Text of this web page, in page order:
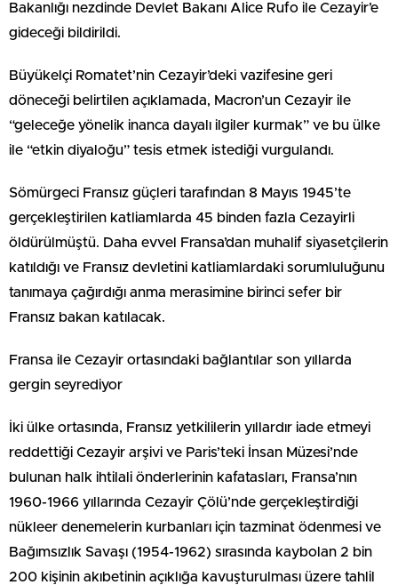
Bakanlığı nezdinde Devlet Bakanı Alice Rufo ile Cezayir’e
gideceği bildirildi.
Büyükelçi Romatet’nin Cezayir’deki vazifesine geri
döneceği belirtilen açıklamada, Macron’un Cezayir ile
“geleceğe yönelik inanca dayalı ilgiler kurmak” ve bu ülke
ile “etkin diyaloğu” tesis etmek istediği vurgulandı.
Sömürgeci Fransız güçleri tarafından 8 Mayıs 1945’te
gerçekleştirilen katliamlarda 45 binden fazla Cezayirli
öldürülmüştü. Daha evvel Fransa’dan muhalif siyasetçilerin
katıldığı ve Fransız devletini katliamlardaki sorumluluğunu
tanımaya çağırdığı anma merasimine birinci sefer bir
Fransız bakan katılacak.
Fransa ile Cezayir ortasındaki bağlantılar son yıllarda
gergin seyrediyor
İki ülke ortasında, Fransız yetkililerin yıllardır iade etmeyi
reddettiği Cezayir arşivi ve Paris’teki İnsan Müzesi’nde
bulunan halk ihtilali önderlerinin kafatasları, Fransa’nın
1960-1966 yıllarında Cezayir Çölü’nde gerçekleştirdiği
nükleer denemelerin kurbanları için tazminat ödenmesi ve
Bağımsızlık Savaşı (1954-1962) sırasında kaybolan 2 bin
200 kişinin akıbetinin açıklığa kavuşturulması üzere tahlil